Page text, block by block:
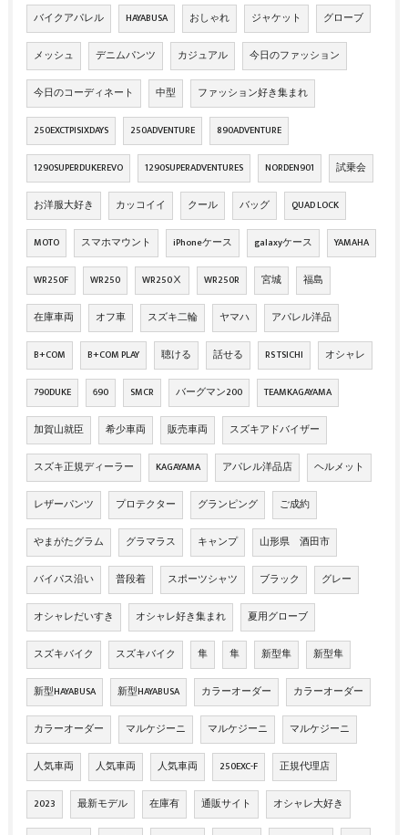
バイクアパレル HAYABUSA おしゃれ ジャケット グローブ
メッシュ デニムパンツ カジュアル 今日のファッション
今日のコーディネート 中型 ファッション好き集まれ
250EXCTPISIXDAYS 250ADVENTURE 890ADVENTURE
1290SUPERDUKEREVO 1290SUPERADVENTURES NORDEN901 試乗会
お洋服大好き カッコイイ クール バッグ QUAD LOCK
MOTO スマホマウント iPhoneケース galaxyケース YAMAHA
WR250F WR250 WR250Ⅹ WR250R 宮城 福島
在庫車両 オフ車 スズキ二輪 ヤマハ アパレル洋品
B+COM B+COM PLAY 聴ける 話せる RS TSICHI オシャレ
790DUKE 690 SMCR バーグマン200 TEAMKAGAYAMA
加賀山就臣 希少車両 販売車両 スズキアドバイザー
スズキ正規ディーラー KAGAYAMA アパレル洋品店 ヘルメット
レザーパンツ プロテクター グランピング ご成約
やまがたグラム グラマラス キャンプ 山形県 酒田市
バイパス沿い 普段着 スポーツシャツ ブラック グレー
オシャレだいすき オシャレ好き集まれ 夏用グローブ
スズキバイク スズキバイク 隼 隼 新型隼 新型隼
新型HAYABUSA 新型HAYABUSA カラーオーダー カラーオーダー
カラーオーダー マルケジーニ マルケジーニ マルケジーニ
人気車両 人気車両 人気車両 250EXC-F 正規代理店
2023 最新モデル 在庫有 通販サイト オシャレ大好き